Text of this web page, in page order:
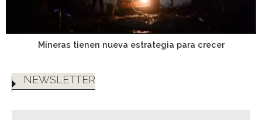
Mineras tienen nueva estrategia para crecer
NEWSLETTER